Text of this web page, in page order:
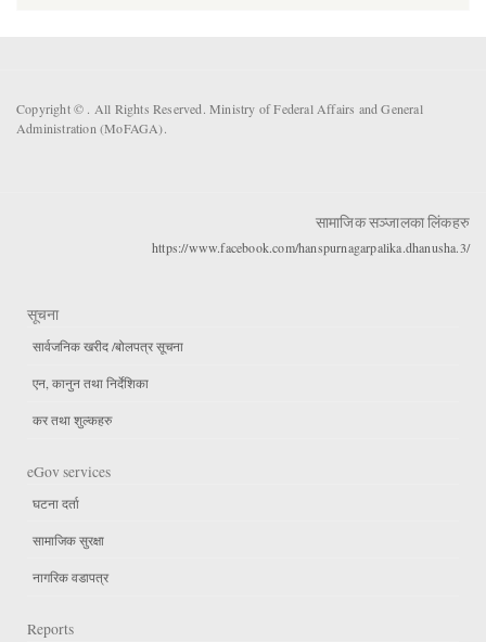
Copyright © . All Rights Reserved. Ministry of Federal Affairs and General
Administration (MoFAGA).
सामाजिक सञ्जालका लिंकहरु
https://www.facebook.com/hanspurnagarpalika.dhanusha.3/
सूचना
सार्वजनिक खरीद /बोलपत्र सूचना
एन, कानुन तथा निर्देशिका
कर तथा शुल्कहरु
eGov services
घटना दर्ता
सामाजिक सुरक्षा
नागरिक वडापत्र
Reports